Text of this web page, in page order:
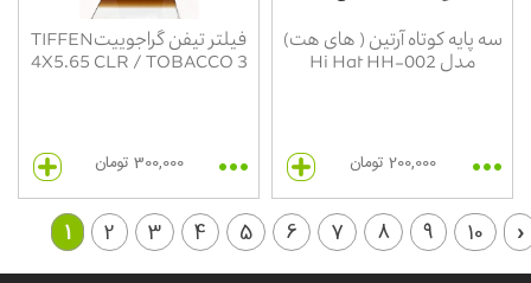
سه پایه کوتاه آرتین ( های هت)
مدل Hi Hat HH-002
200,000 تومان
فیلتر تیفن گراجوییتTIFFEN
4X5.65 CLR / TOBACCO 3
300,000 تومان
1 2 3 4 5 6 7 8 9 10 ›